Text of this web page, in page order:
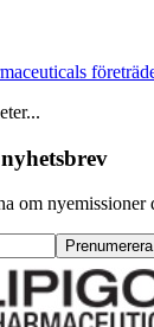
om
Prenumerera